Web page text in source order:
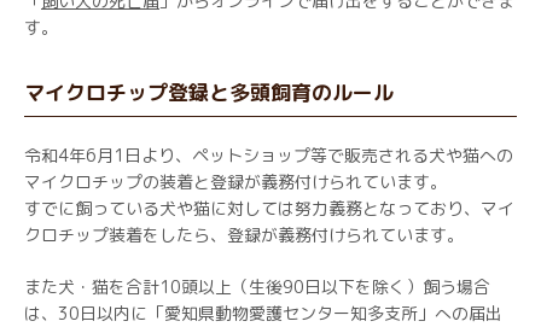
す。
マイクロチップ登録と多頭飼育のルール
令和4年6月1日より、ペットショップ等で販売される犬や猫への
マイクロチップの装着と登録が義務付けられています。
すでに飼っている犬や猫に対しては努力義務となっており、マイ
クロチップ装着をしたら、登録が義務付けられています。
また犬・猫を合計10頭以上（生後90日以下を除く）飼う場合
は、30日以内に「愛知県動物愛護センター知多支所」への届出